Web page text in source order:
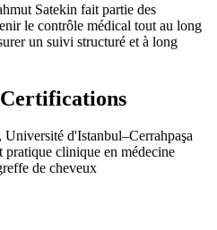
Satekin fait partie des
le contrôle médical tout au long
un suivi structuré et à long
Certifications
d'Istanbul–Cerrahpaşa
clinique en médecine
de cheveux